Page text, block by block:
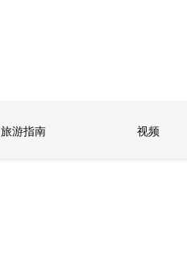
旅游指南 视频